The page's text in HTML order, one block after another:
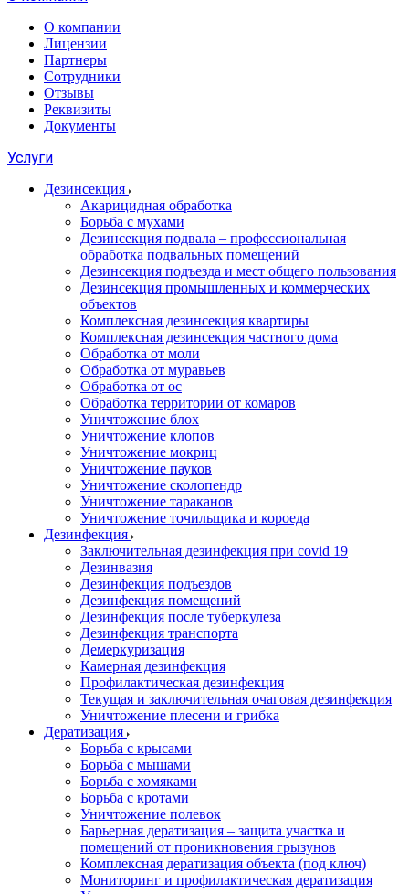
О компании
Лицензии
Партнеры
Сотрудники
Отзывы
Реквизиты
Документы
Услуги
Дезинсекция
Акарицидная обработка
Борьба с мухами
Дезинсекция подвала – профессиональная
обработка подвальных помещений
Дезинсекция подъезда и мест общего пользования
Дезинсекция промышленных и коммерческих
объектов
Комплексная дезинсекция квартиры
Комплексная дезинсекция частного дома
Обработка от моли
Обработка от муравьев
Обработка от ос
Обработка территории от комаров
Уничтожение блох
Уничтожение клопов
Уничтожение мокриц
Уничтожение пауков
Уничтожение сколопендр
Уничтожение тараканов
Уничтожение точильщика и короеда
Дезинфекция
Заключительная дезинфекция при covid 19
Дезинвазия
Дезинфекция подъездов
Дезинфекция помещений
Дезинфекция после туберкулеза
Дезинфекция транспорта
Демеркуризация
Камерная дезинфекция
Профилактическая дезинфекция
Текущая и заключительная очаговая дезинфекция
Уничтожение плесени и грибка
Дератизация
Борьба с крысами
Борьба с мышами
Борьба с хомяками
Борьба с кротами
Уничтожение полевок
Барьерная дератизация – защита участка и
помещений от проникновения грызунов
Комплексная дератизация объекта (под ключ)
Мониторинг и профилактическая дератизация